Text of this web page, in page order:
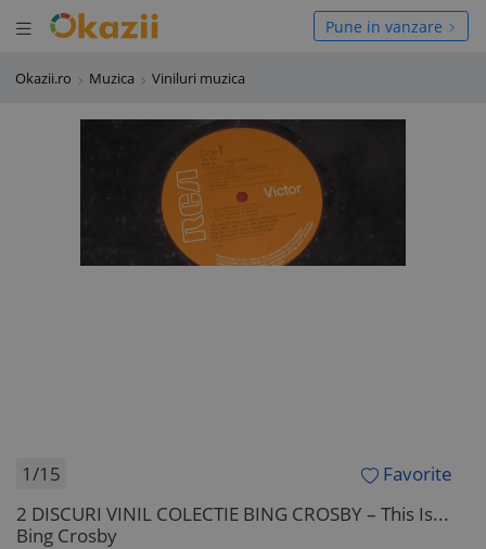
Deschide meniul
meniul Pune in vanzare
Okazii.ro Muzica Viniluri muzica
1/15
Favorite
2 DISCURI VINIL COLECTIE BING CROSBY – This Is...
Bing Crosby